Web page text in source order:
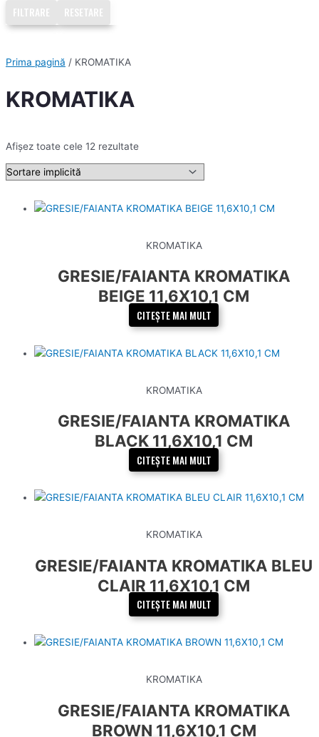
FILTRARE RESETARE
Prima pagină / KROMATIKA
KROMATIKA
Afișez toate cele 12 rezultate
KROMATIKA
GRESIE/FAIANTA KROMATIKA
BEIGE 11,6X10,1 CM
CITEȘTE MAI MULT
KROMATIKA
GRESIE/FAIANTA KROMATIKA
BLACK 11,6X10,1 CM
CITEȘTE MAI MULT
KROMATIKA
GRESIE/FAIANTA KROMATIKA BLEU
CLAIR 11,6X10,1 CM
CITEȘTE MAI MULT
KROMATIKA
GRESIE/FAIANTA KROMATIKA
BROWN 11,6X10,1 CM